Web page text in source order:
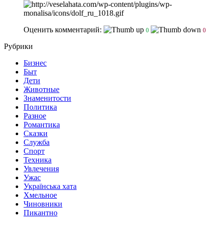
Оценить комментарий: 0 0
Рубрики
Бизнес
Быт
Дети
Животные
Знаменитости
Политика
Разное
Романтика
Сказки
Служба
Спорт
Техника
Увлечения
Ужас
Українська хата
Хмельное
Чиновники
Пикантно